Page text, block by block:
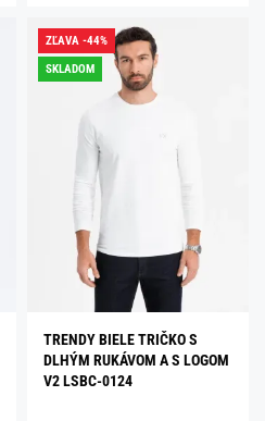
ZĽAVA -44%
SKLADOM
TRENDY BIELE TRIČKO S
DLHÝM RUKÁVOM A S LOGOM
V2 LSBC-0124